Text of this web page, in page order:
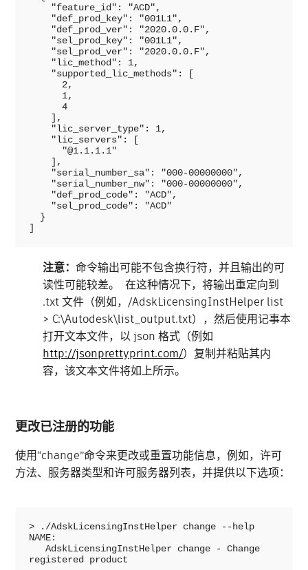
      4
]
注意：命令输出可能不包含换行符，并且输出的可
读性可能较差。 在这种情况下，将输出重定向到
.txt 文件（例如，/AdskLicensingInstHelper list
> C:\Autodesk\list_output.txt），然后使用记事本
打开文本文件，以 json 格式（例如
http://jsonprettyprint.com/）复制并粘贴其内
容，该文本文件将如上所示。
更改已注册的功能
使用“change”命令来更改或重置功能信息，例如，许可
方法、服务器类型和许可服务器列表，并提供以下选项：
> ./AdskLicensingInstHelper change --help
NAME:
   AdskLicensingInstHelper change - Change
registered product